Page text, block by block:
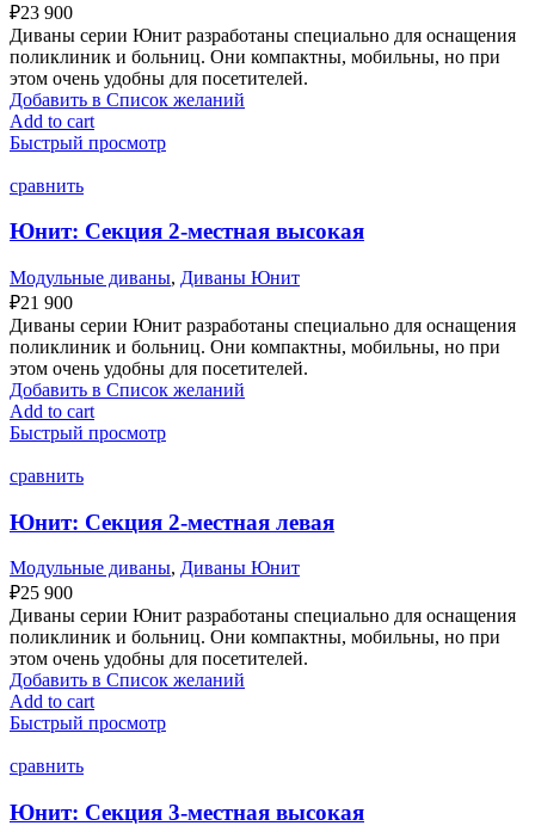
₽23 900
Диваны серии Юнит разработаны специально для оснащения
поликлиник и больниц. Они компактны, мобильны, но при
этом очень удобны для посетителей.
Добавить в Список желаний
Add to cart
Быстрый просмотр
сравнить
Юнит: Секция 2-местная высокая
Модульные диваны, Диваны Юнит
₽21 900
Диваны серии Юнит разработаны специально для оснащения
поликлиник и больниц. Они компактны, мобильны, но при
этом очень удобны для посетителей.
Добавить в Список желаний
Add to cart
Быстрый просмотр
сравнить
Юнит: Секция 2-местная левая
Модульные диваны, Диваны Юнит
₽25 900
Диваны серии Юнит разработаны специально для оснащения
поликлиник и больниц. Они компактны, мобильны, но при
этом очень удобны для посетителей.
Добавить в Список желаний
Add to cart
Быстрый просмотр
сравнить
Юнит: Секция 3-местная высокая